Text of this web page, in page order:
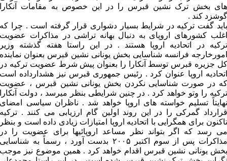
های بخش ترک نشین قبرس را در این خصوص به مقامات آنکارا
گوشزد کند .
باید گفت ترکیه در شرایط بسیار دشواری قرار گرفته است . چرا که
اغلب کشورهای اروپای به دنبال بهانه تراشی در مذاکرات عضویت
ترکیه در اتحادیه اروپا هستند . در این راستا هفته گذشته وزیر
امورخارجه فرانسه شناسایی بخش یونانی نشین قبرس بعنوان نماینده
کل جزیره قبرس توسط آنکارا را بعنوان پیش شرط عضویت ترکیه در
اتحادیه اروپا عنوان کرد . رئیس جمهوری قبرس نیز هشدارداده است
که در صورت شناسایی نکردن بخش یونانی نشین قبرس ، عضویت
ترکیه را وتو خواهد کرد . در چنین شرایطی بنظر میرسد ، دولت آنکارا
نهایتاً تسلیم خواسته های اروپا خواهد شد . ناظران سیاسی امضای
قرارداد گمرکی را در این روند اولین گام ارزیابی می کنند . ترکیه
تاکنون برای همگرایی با اتحادیه اروپا امتیازات زیادی داده است و بنظر
می رسد که اگر بتواند نظر مساعد اروپائیها برای عضویت را در
مذاکرات پس از سوم اکتبر ۲۰۰۵ بدست آورد ، رسماً به شناسایی
بخش یونانی نشین قبرس اقدام خواهد کرد . همین موضوع نیز موجب